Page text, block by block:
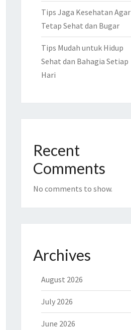
Tips Jaga Kesehatan Agar
Tetap Sehat dan Bugar
Tips Mudah untuk Hidup
Sehat dan Bahagia Setiap
Hari
Recent
Comments
No comments to show.
Archives
August 2026
July 2026
June 2026